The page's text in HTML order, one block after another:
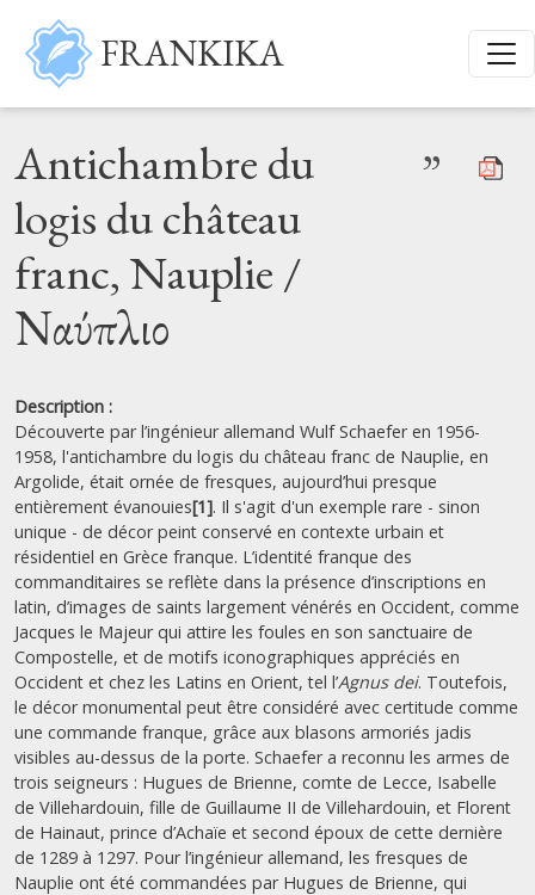
Skip to main content
FRANKIKA
Antichambre du
logis du château
franc, Nauplie /
Ναύπλιο
”
Description :
Découverte par l’ingénieur allemand Wulf Schaefer en 1956-
1958, l'antichambre du logis du château franc de Nauplie, en
Argolide, était ornée de fresques, aujourd’hui presque
entièrement évanouies[1]. Il s'agit d'un exemple rare - sinon
unique - de décor peint conservé en contexte urbain et
résidentiel en Grèce franque. L’identité franque des
commanditaires se reflète dans la présence d’inscriptions en
latin, d’images de saints largement vénérés en Occident, comme
Jacques le Majeur qui attire les foules en son sanctuaire de
Compostelle, et de motifs iconographiques appréciés en
Occident et chez les Latins en Orient, tel l’Agnus dei. Toutefois,
le décor monumental peut être considéré avec certitude comme
une commande franque, grâce aux blasons armoriés jadis
visibles au-dessus de la porte. Schaefer a reconnu les armes de
trois seigneurs : Hugues de Brienne, comte de Lecce, Isabelle
de Villehardouin, fille de Guillaume II de Villehardouin, et Florent
de Hainaut, prince d’Achaïe et second époux de cette dernière
de 1289 à 1297. Pour l’ingénieur allemand, les fresques de
Nauplie ont été commandées par Hugues de Brienne, qui